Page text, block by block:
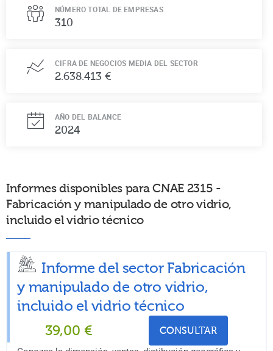
NÚMERO TOTAL DE EMPRESAS
310
CIFRA DE NEGOCIOS MEDIA DEL SECTOR
2.638.413 €
AÑO DEL BALANCE
2024
Informes disponibles para CNAE 2315 -
Fabricación y manipulado de otro vidrio,
incluido el vidrio técnico
Informe del sector Fabricación
y manipulado de otro vidrio,
incluido el vidrio técnico
39,00 € CONSULTAR